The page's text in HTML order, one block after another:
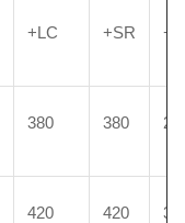
+LC +SR +A
380 380
420 420